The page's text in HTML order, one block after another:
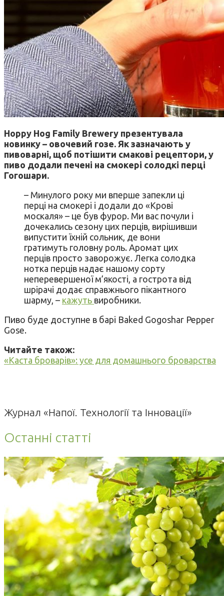
Hoppy Hog Family Brewery презентувала
новинку – овочевий гозе. Як зазначають у
пивоварні, щоб потішити смакові рецептори, у
пиво додали печені на смокері солодкі перці
Гогошари.
– Минулого року ми вперше запекли ці
перці на смокері і додали до «Крові
москаля» – це був фурор. Ми вас почули і
дочекались сезону цих перців, вирішивши
випустити їхній сольник, де вони
гратимуть головну роль. Аромат цих
перців просто заворожує. Легка солодка
нотка перців надає нашому сорту
неперевершеної м’якості, а гострота від
шрірачі додає справжнього пікантного
шарму, – кажуть виробники.
Пиво буде доступне в барі Baked Gogoshar Pepper
Gose.
Читайте також:
«Каста броварів»: усе для домашнього броварства
Журнал «Напої. Технології та Інновації»
Останні статті